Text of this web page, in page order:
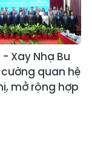
Xay Nhạ Bu
quan hệ
mở rộng hợp